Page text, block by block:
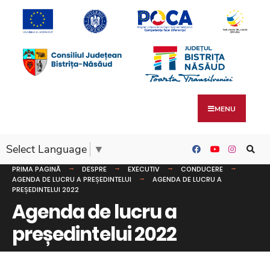
MENU
Select Language ▼
PRIMA PAGINĂ DESPRE EXECUTIV
CONDUCERE
AGENDA DE LUCRU A PREȘEDINTELUI
AGENDA DE LUCRU A
PREȘEDINTELUI 2022
Agenda de lucru a
președintelui 2022